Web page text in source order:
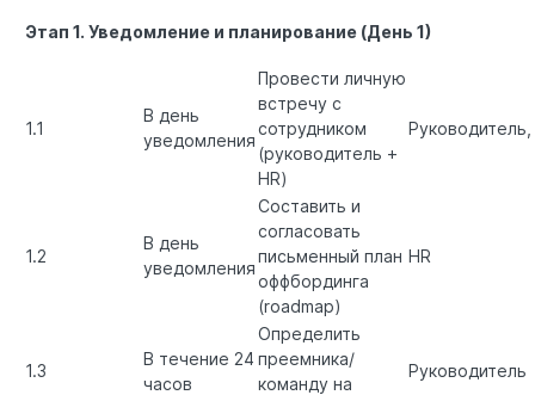
Этап 1. Уведомление и планирование (День 1)
1.1
В день
уведомления
Провести личную
встречу с
сотрудником
(руководитель +
HR)
Руководитель,
1.2
В день
уведомления
Составить и
согласовать
письменный план
оффбординга
(roadmap)
HR
1.3
В течение 24
часов
Определить
преемника/
команду на
Руководитель